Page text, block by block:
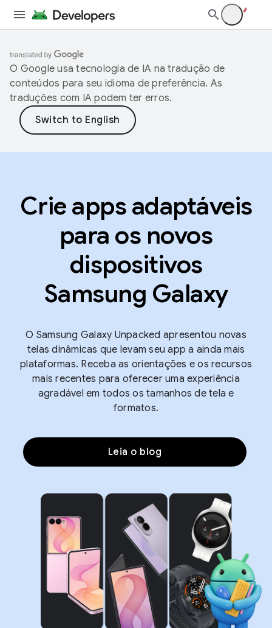
O Google usa tecnologia de IA na tradução de
conteúdos para seu idioma de preferência. As
traduções com IA podem ter erros.
Crie apps adaptáveis
para os novos
dispositivos
Samsung Galaxy
O Samsung Galaxy Unpacked apresentou novas
telas dinâmicas que levam seu app a ainda mais
plataformas. Receba as orientações e os recursos
mais recentes para oferecer uma experiência
agradável em todos os tamanhos de tela e
formatos.
Leia o blog